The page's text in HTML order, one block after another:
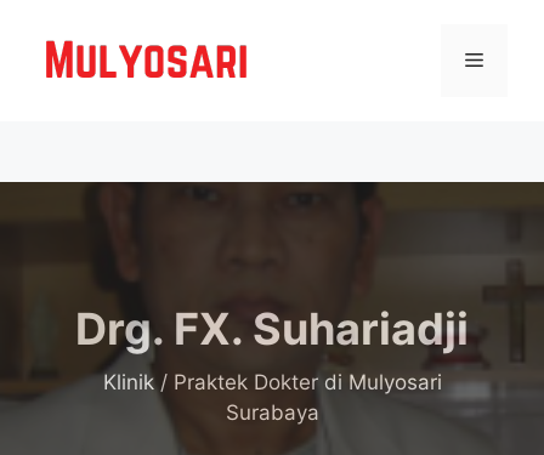
Menu
Drg. FX. Suhariadji
Klinik / Praktek Dokterdi Mulyosari
Surabaya